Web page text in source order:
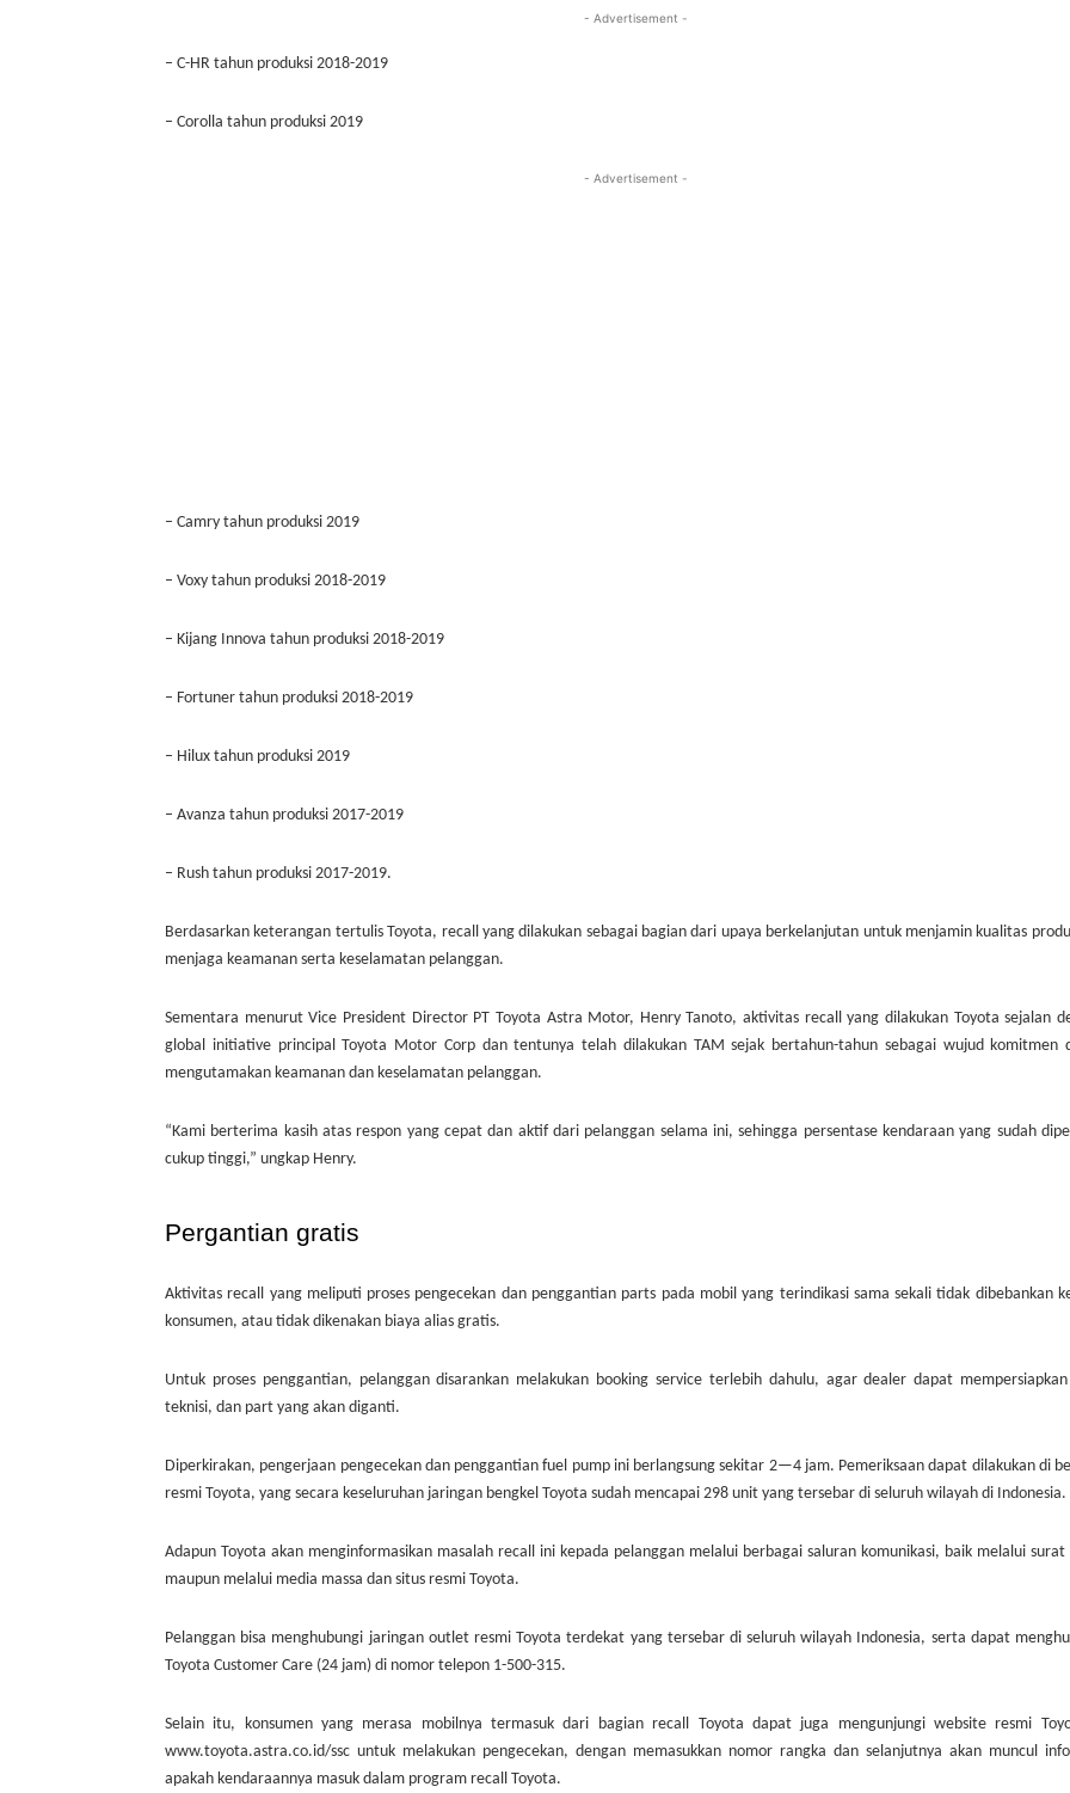
- Advertisement -
– C-HR tahun produksi 2018-2019
– Corolla tahun produksi 2019
- Advertisement -
– Camry tahun produksi 2019
– Voxy tahun produksi 2018-2019
– Kijang Innova tahun produksi 2018-2019
– Fortuner tahun produksi 2018-2019
– Hilux tahun produksi 2019
– Avanza tahun produksi 2017-2019
– Rush tahun produksi 2017-2019.
Berdasarkan keterangan tertulis Toyota, recall yang dilakukan sebagai bagian dari upaya berkelanjutan untuk menjamin kualitas
menjaga keamanan serta keselamatan pelanggan.
Sementara menurut Vice President Director PT Toyota Astra Motor, Henry Tanoto, aktivitas recall yang dilakukan Toyota sejalan
global initiative principal Toyota Motor Corp dan tentunya telah dilakukan TAM sejak bertahun-tahun sebagai wujud komitmen
mengutamakan keamanan dan keselamatan pelanggan.
“Kami berterima kasih atas respon yang cepat dan aktif dari pelanggan selama ini, sehingga persentase kendaraan yang sudah
cukup tinggi,” ungkap Henry.
Pergantian gratis
Aktivitas recall yang meliputi proses pengecekan dan penggantian parts pada mobil yang terindikasi sama sekali tidak dibebankan
konsumen, atau tidak dikenakan biaya alias gratis.
Untuk proses penggantian, pelanggan disarankan melakukan booking service terlebih dahulu, agar dealer dapat
teknisi, dan part yang akan diganti.
Diperkirakan, pengerjaan pengecekan dan penggantian fuel pump ini berlangsung sekitar 2—4 jam. Pemeriksaan dapat dilakukan di
resmi Toyota, yang secara keseluruhan jaringan bengkel Toyota sudah mencapai 298 unit yang tersebar di seluruh wilayah di Indonesia.
Adapun Toyota akan menginformasikan masalah recall ini kepada pelanggan melalui berbagai saluran komunikasi, baik melalui surat
maupun melalui media massa dan situs resmi Toyota.
Pelanggan bisa menghubungi jaringan outlet resmi Toyota terdekat yang tersebar di seluruh wilayah Indonesia, serta dapat
Toyota Customer Care (24 jam) di nomor telepon 1-500-315.
Selain itu, konsumen yang merasa mobilnya termasuk dari bagian recall Toyota dapat juga mengunjungi website resmi
www.toyota.astra.co.id/ssc untuk melakukan pengecekan, dengan memasukkan nomor rangka dan selanjutnya akan muncul
apakah kendaraannya masuk dalam program recall Toyota.